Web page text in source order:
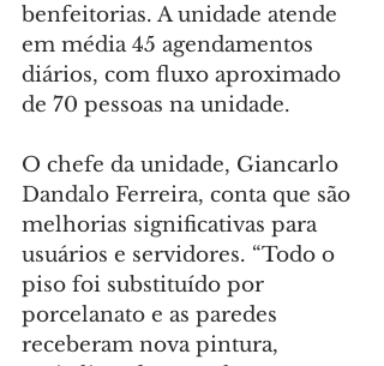
benfeitorias. A unidade atende
em média 45 agendamentos
diários, com fluxo aproximado
de 70 pessoas na unidade.
O chefe da unidade, Giancarlo
Dandalo Ferreira, conta que são
melhorias significativas para
usuários e servidores. “Todo o
piso foi substituído por
porcelanato e as paredes
receberam nova pintura,